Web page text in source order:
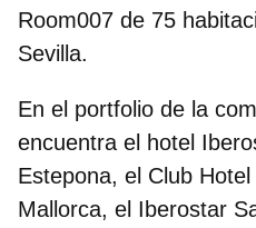
Room007 de 75
Sevilla.
En el portfolio de la
encuentra el hotel
Estepona, el Club
Mallorca, el Iberostar